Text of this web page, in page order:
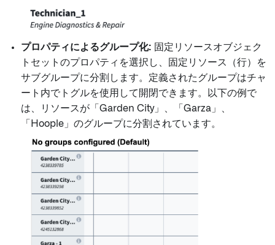
プロパティによるグループ化: 固定リソースオブジェク
トセットのプロパティを選択し、固定リソース（行）を
サブグループに分割します。定義されたグループはチャ
ート内でトグルを使用して開閉できます。以下の例で
は、リソースが「Garden City」、「Garza」、
「Hoople」のグループに分割されています。